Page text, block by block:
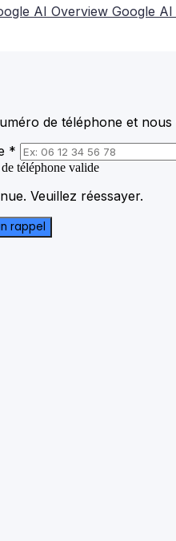
AI Overview Google AI
de téléphone et
*
téléphone valide
Veuillez réessayer.
rappel